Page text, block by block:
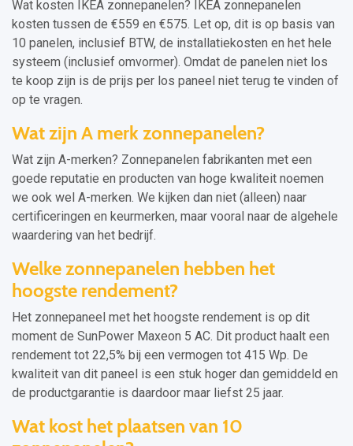
Wat kosten IKEA zonnepanelen? IKEA zonnepanelen
kosten tussen de €559 en €575. Let op, dit is op basis van
10 panelen, inclusief BTW, de installatiekosten en het hele
systeem (inclusief omvormer). Omdat de panelen niet los
te koop zijn is de prijs per los paneel niet terug te vinden of
op te vragen.
Wat zijn A merk zonnepanelen?
Wat zijn A-merken? Zonnepanelen fabrikanten met een
goede reputatie en producten van hoge kwaliteit noemen
we ook wel A-merken. We kijken dan niet (alleen) naar
certificeringen en keurmerken, maar vooral naar de algehele
waardering van het bedrijf.
Welke zonnepanelen hebben het
hoogste rendement?
Het zonnepaneel met het hoogste rendement is op dit
moment de SunPower Maxeon 5 AC. Dit product haalt een
rendement tot 22,5% bij een vermogen tot 415 Wp. De
kwaliteit van dit paneel is een stuk hoger dan gemiddeld en
de productgarantie is daardoor maar liefst 25 jaar.
Wat kost het plaatsen van 10